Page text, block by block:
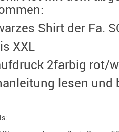
Shirt der Fa.
XXL
2farbig rot/
lesen und